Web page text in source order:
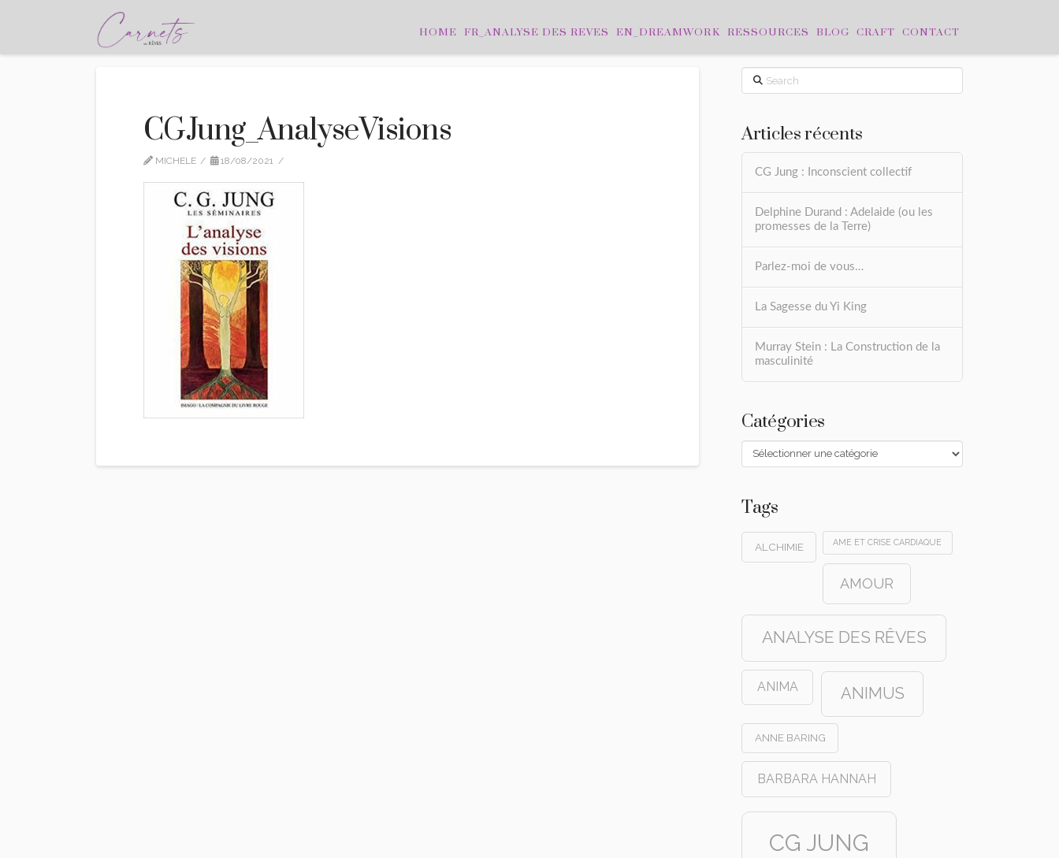
HOME FR_ANALYSE DES REVES EN_DREAMWORK RESSOURCES BLOG CRAFT CONTACT
CGJung_AnalyseVisions
MICHELE 18/08/2021
Search
Articles récents
CG Jung : Inconscient collectif
Delphine Durand : Adelaide (ou les
promesses de la Terre)
Parlez-moi de vous…
La Sagesse du Yi King
Murray Stein : La Construction de la
masculinité
Catégories
Catégories
Tags
ALCHIMIE AME ET CRISE CARDIAQUE
AMOUR
ANALYSE DES RÊVES
ANIMA ANIMUS
ANNE BARING
BARBARA HANNAH
CG JUNG